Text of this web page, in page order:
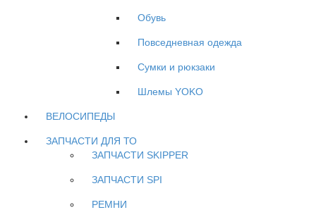
Обувь
Повседневная одежда
Сумки и рюкзаки
Шлемы YOKO
ВЕЛОСИПЕДЫ
ЗАПЧАСТИ ДЛЯ ТО
ЗАПЧАСТИ SKIPPER
ЗАПЧАСТИ SPI
РЕМНИ